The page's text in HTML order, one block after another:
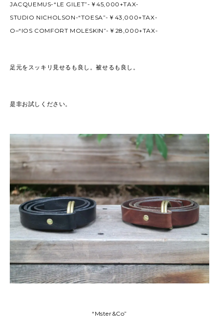
JACQUEMUS-“LE GILET”-￥45,000+TAX-
STUDIO NICHOLSON-“TOESA”-￥43,000+TAX-
O–“IOS COMFORT MOLESKIN”-￥28,000+TAX-
足元をスッキリ見せるも良し。被せるも良し。
是非お試しください。
“Mster&Co”